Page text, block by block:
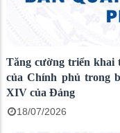
Tăng cường triển khai
của Chính phủ trong
XIV của Đảng
18/07/2026